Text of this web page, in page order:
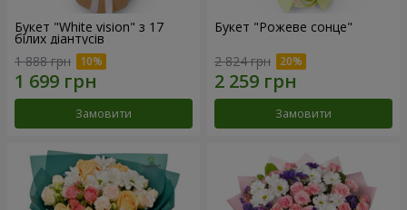
Букет "White vision" з 17
білих діантусів
1 888 грн
Замовити
Букет "Рожеве сонце"
2 824 грн
Замовити